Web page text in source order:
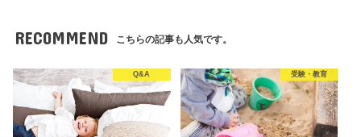
RECOMMEND こちらの記事も人気です。
Q&A 受験・教育